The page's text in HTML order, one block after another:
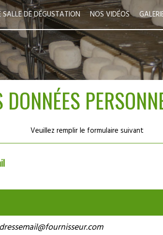
SALLE DE DÉGUSTATION NOS VIDÉOS
Veuillez remplir le formulaire suivant
DONNÉES